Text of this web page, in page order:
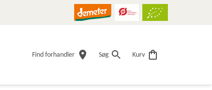
Find forhandler Søg Kurv